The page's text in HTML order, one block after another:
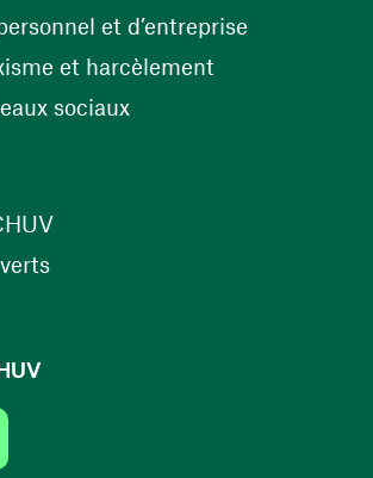
et d’entreprise
et harcèlement
sociaux(ouvre une nouvelle
(ouvre une nouvelle fenêtre)
(ouvre une nouvelle fenêtre)